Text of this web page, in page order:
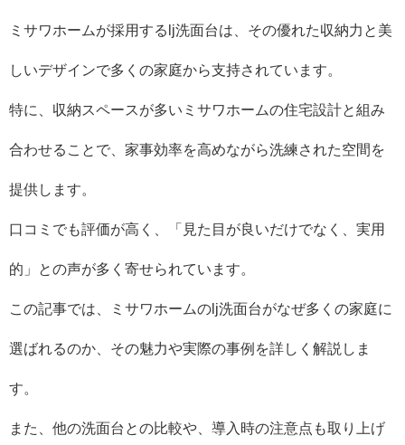
ミサワホームが採用するlj洗面台は、その優れた収納力と美
しいデザインで多くの家庭から支持されています。
特に、収納スペースが多いミサワホームの住宅設計と組み
合わせることで、家事効率を高めながら洗練された空間を
提供します。
口コミでも評価が高く、「見た目が良いだけでなく、実用
的」との声が多く寄せられています。
この記事では、ミサワホームのlj洗面台がなぜ多くの家庭に
選ばれるのか、その魅力や実際の事例を詳しく解説しま
す。
また、他の洗面台との比較や、導入時の注意点も取り上げ